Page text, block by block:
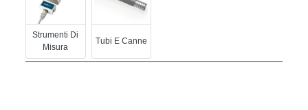
Strumenti Di
Misura
Tubi E Canne